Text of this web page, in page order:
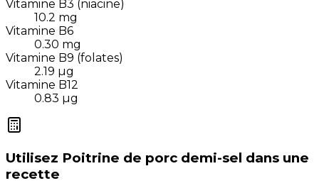
Vitamine B3 (niacine)
10.2 mg
Vitamine B6
0.30 mg
Vitamine B9 (folates)
2.19 µg
Vitamine B12
0.83 µg
Utilisez Poitrine de porc demi-sel dans une
recette